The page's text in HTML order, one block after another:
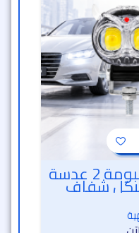
• عرض قطعتين ليد البومة 2 عدسة
شفاف